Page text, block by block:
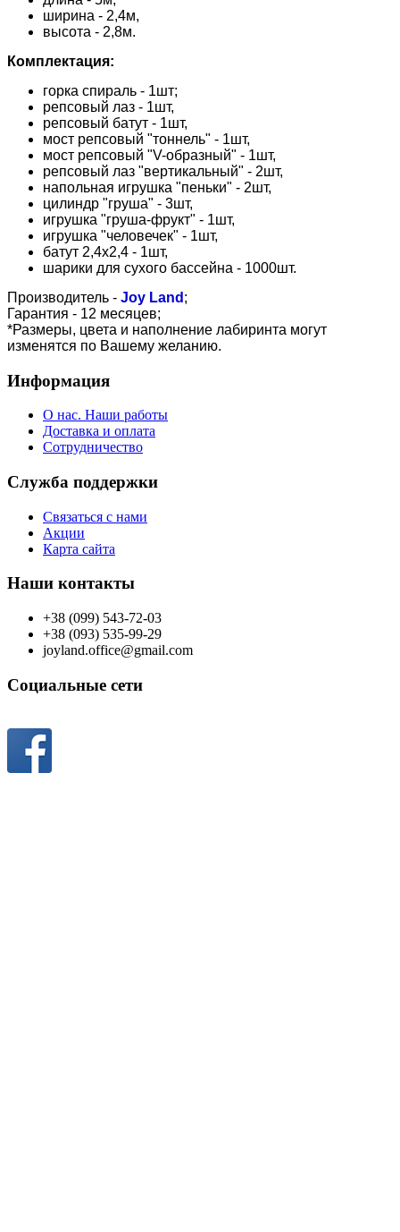
ширина - 2,4м,
высота - 2,8м.
Комплектация:
горка спираль - 1шт;
репсовый лаз - 1шт,
репсовый батут - 1шт,
мост репсовый "тоннель" - 1шт,
мост репсовый "V-образный" - 1шт,
репсовый лаз "вертикальный" - 2шт,
напольная игрушка "пеньки" - 2шт,
цилиндр "груша" - 3шт,
игрушка "груша-фрукт" - 1шт,
игрушка "человечек" - 1шт,
батут 2,4х2,4 - 1шт,
шарики для сухого бассейна - 1000шт.
Производитель - Joy Land ;
Гарантия - 12 месяцев;
*Размеры, цвета и наполнение лабиринта могут
изменятся по Вашему желанию.
Информация
О нас. Наши работы
Доставка и оплата
Сотрудничество
Служба поддержки
Связаться с нами
Акции
Карта сайта
Наши контакты
+38 (099) 543-72-03
+38 (093) 535-99-29
joyland.office@gmail.com
Социальные сети